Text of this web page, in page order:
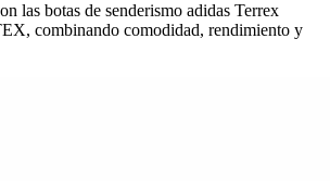
las botas de senderismo adidas Terrex
combinando comodidad, rendimiento y